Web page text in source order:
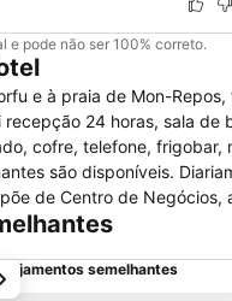
e pode não ser 100% correto.
e à praia de Mon-
24 horas, sala
cofre, telefone,
são disponíveis.
de Centro de
semelhantes